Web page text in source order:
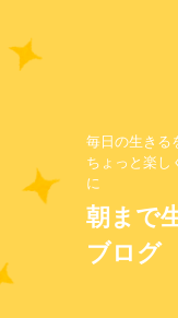
毎日の生きる
ちょっと楽し
に
朝まで
ブログ